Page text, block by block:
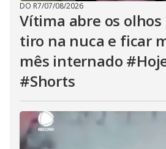
DO R7/07/08/2026
Vítima abre os
tiro na nuca e ficar
mês internado
#Shorts